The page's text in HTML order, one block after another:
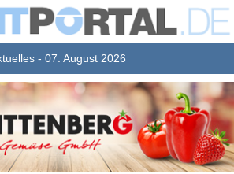
- 07. August 2026